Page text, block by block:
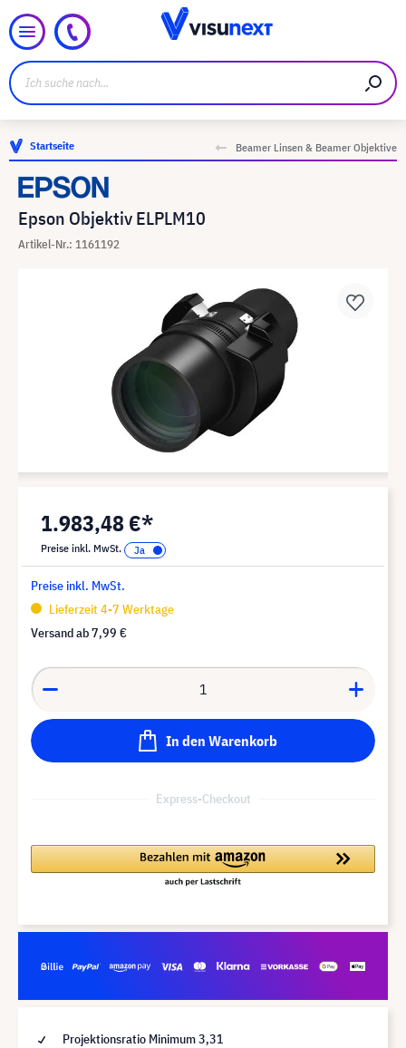
Startseite Beamer Linsen & Beamer Objektive
Epson Objektiv ELPLM10
Artikel-Nr.: 1161192
1.983,48 €*
Preise inkl. MwSt.
Preise inkl. MwSt.
Lieferzeit 4-7 Werktage
Versand ab7,99 €
In den Warenkorb
Express-Checkout
Projektionsratio Minimum 3,31